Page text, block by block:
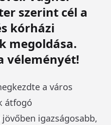
szerint cél a
kórházi
megoldása.
véleményét!
a város
átfogó
igazságosabb,